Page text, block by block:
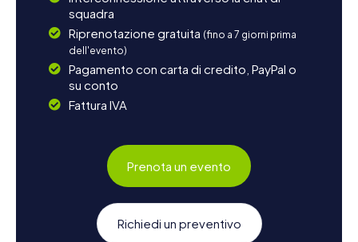
squadra
Riprenotazione gratuita (fino a 7 giorni prima
dell'evento)
Pagamento con carta di credito, PayPal o
su conto
Fattura IVA
Prenota un evento
Richiedi un preventivo